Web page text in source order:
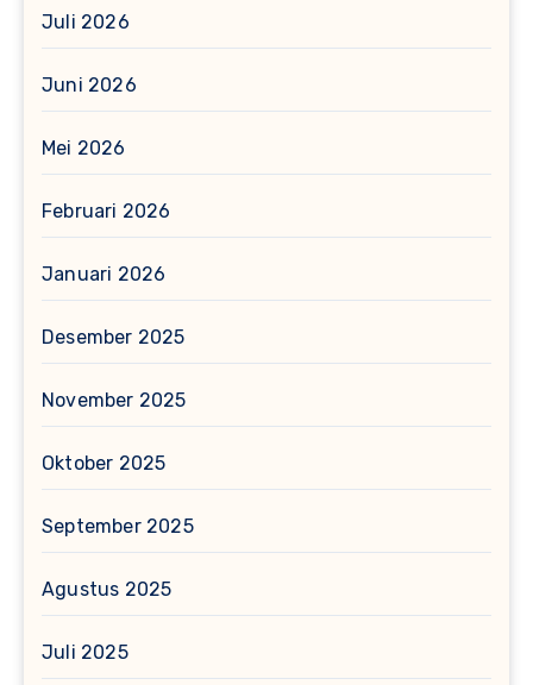
Juli 2026
Juni 2026
Mei 2026
Februari 2026
Januari 2026
Desember 2025
November 2025
Oktober 2025
September 2025
Agustus 2025
Juli 2025